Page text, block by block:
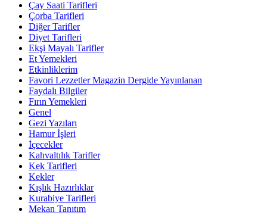
Çay Saati Tarifleri
Çorba Tarifleri
Diğer Tarifler
Diyet Tarifleri
Ekşi Mayalı Tarifler
Et Yemekleri
Etkinliklerim
Favori Lezzetler Magazin Dergide Yayınlanan
Faydalı Bilgiler
Fırın Yemekleri
Genel
Gezi Yazıları
Hamur İşleri
İçecekler
Kahvaltılık Tarifler
Kek Tarifleri
Kekler
Kışlık Hazırlıklar
Kurabiye Tarifleri
Mekan Tanıtım